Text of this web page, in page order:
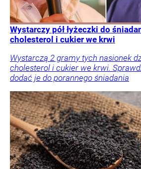
Wystarczy pół łyżeczki do
cholesterol i cukier we krwi
Wystarczą 2 gramy tych nasionek
cholesterol i cukier we krwi.
dodać je do porannego śniadania